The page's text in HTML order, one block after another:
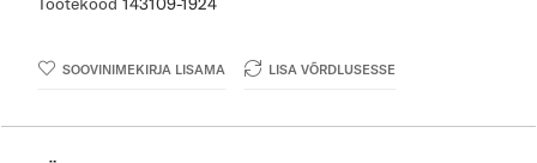
SOOVINIMEKIRJA LISAMA LISA VÕRDLUSESSE